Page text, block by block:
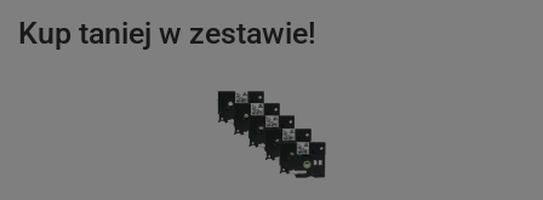
Kup taniej w zestawie!